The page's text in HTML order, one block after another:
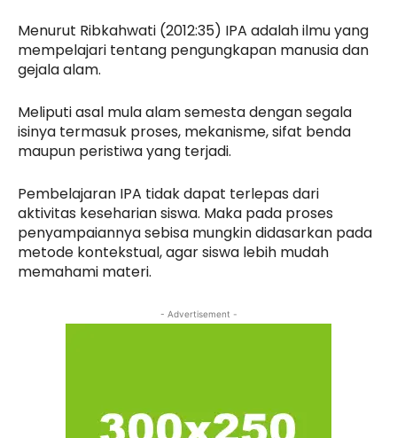
Menurut Ribkahwati (2012:35) IPA adalah ilmu yang
mempelajari tentang pengungkapan manusia dan
gejala alam.
Meliputi asal mula alam semesta dengan segala
isinya termasuk proses, mekanisme, sifat benda
maupun peristiwa yang terjadi.
Pembelajaran IPA tidak dapat terlepas dari
aktivitas keseharian siswa. Maka pada proses
penyampaiannya sebisa mungkin didasarkan pada
metode kontekstual, agar siswa lebih mudah
memahami materi.
- Advertisement -